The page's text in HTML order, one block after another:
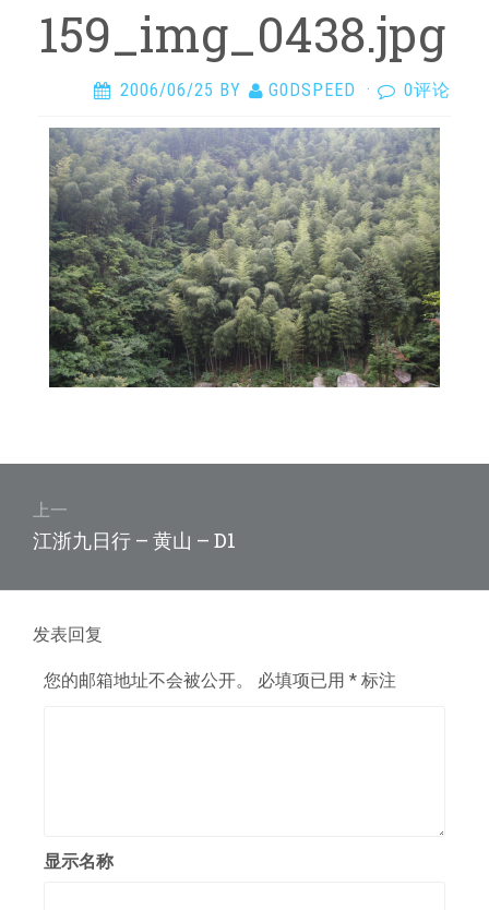
159_img_0438.jpg
2006/06/25 BY G0DSPEED · 0评论
航
上一
上
文
章：
江浙九日行 – 黄山 – D1
发表回复
您的邮箱地址不会被公开。 必填项已用 * 标注
显示名称